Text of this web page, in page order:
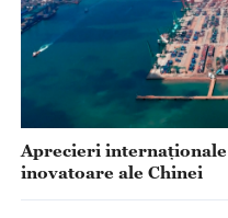
Aprecieri
inovatoare ale Chinei